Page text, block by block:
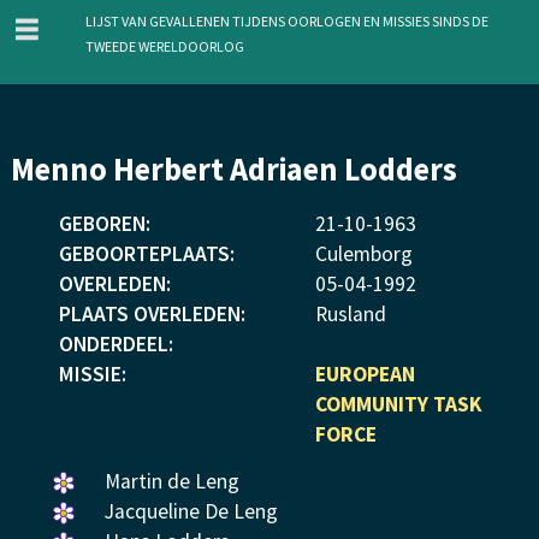
en
inhoud
menu
Lijst van gevallenen tijdens oorlogen en missies sinds de
Tweede Wereldoorlog
Menno Herbert Adriaen Lodders
GEBOREN: 21-10-1963
GEBOORTEPLAATS:
Culemborg
OVERLEDEN:
05-04-1992
PLAATS OVERLEDEN:
Rusland
ONDERDEEL:
MISSIE:
EUROPEAN
COMMUNITY TASK
FORCE
Een
bloemetje
Martin de Leng
Een
Jacqueline De Leng